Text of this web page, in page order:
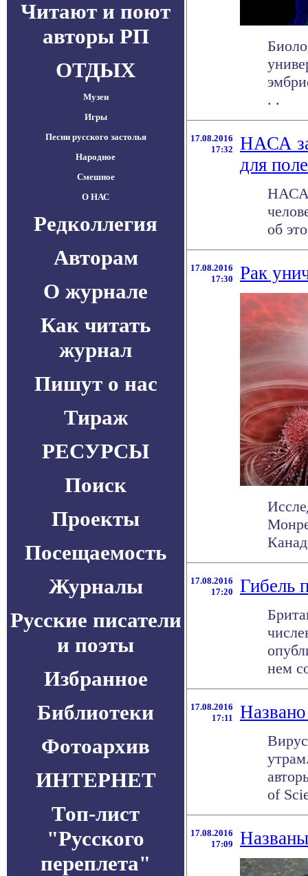
Читают и поют
авторы РП
ОТДЫХ
Музеи
Игры
Песни русского застолья
Народное
Смешное
О НАС
Редколлегия
Авторам
О журнале
Как читать
журнал
Пишут о нас
Тираж
РЕСУРСЫ
Поиск
Проекты
Посещаемость
Журналы
Русские писатели
и поэты
Избранное
Библиотеки
Фотоархив
ИНТЕРНЕТ
Топ-лист
"Русского
переплета"
. .
17.08.2016
17:32
НАСА
для
НАСА
об
17.08.2016
17:30
Рак
17.08.2016
17:20
Гибель
нем
17.08.2016
17:11
of
17.08.2016
17:09